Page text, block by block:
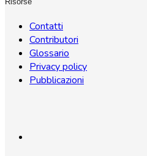
Contatti
Contributori
Glossario
Privacy policy
Pubblicazioni